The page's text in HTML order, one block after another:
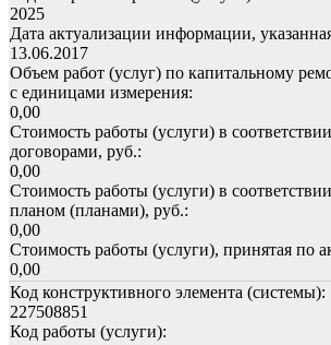
2025
Дата актуализации информации,
13.06.2017
Объем работ (услуг) по капитальному
с единицами измерения:
0,00
Стоимость работы (услуги) в
договорами, руб.:
0,00
Стоимость работы (услуги) в
планом (планами), руб.:
0,00
Стоимость работы (услуги), принятая по
0,00
Код конструктивного элемента (системы):
227508851
Код работы (услуги):